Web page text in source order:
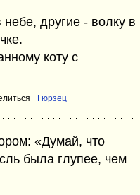
другие - волку в
коту с
Гюрзец
«Думай, что
была глупее, чем